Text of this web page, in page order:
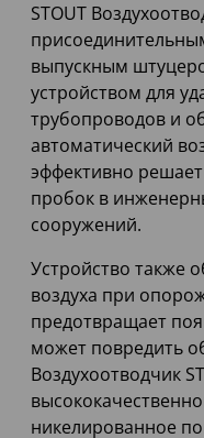
STOUT
выпускным
устройством для
трубопроводов и
автоматический
эффективно
пробок в
сооружений.
Устройство также
воздуха при
предотвращает
может повредить
Воздухоотводчик
никелированное